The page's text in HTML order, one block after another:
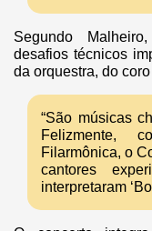
Segundo
desafios técnicos
da orquestra, do
“São músicas
Felizmente,
Filarmônica, o
cantores
interpretaram